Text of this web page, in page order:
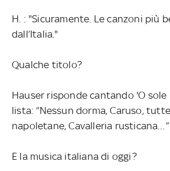
H. : "Sicuramente. Le canzoni più
dall’Italia."
Qualche titolo?
Hauser risponde cantando 'O sole
lista: “Nessun dorma, Caruso,
napoletane, Cavalleria rusticana…”
E la musica italiana di oggi?